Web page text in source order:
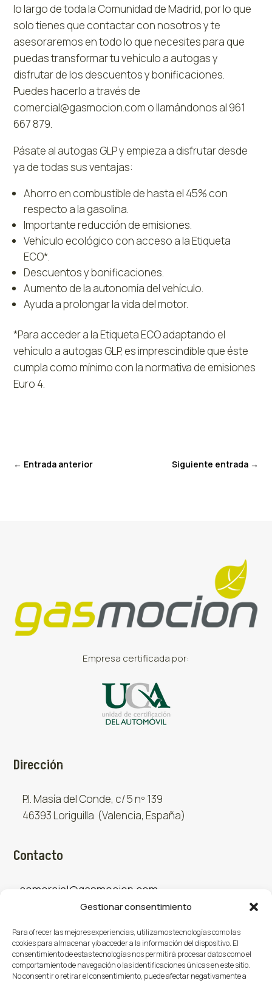
Gestionar consentimiento
Para ofrecer las mejores experiencias, utilizamos tecnologías como las
cookies para almacenar y/o acceder a la información del dispositivo. El
consentimiento de estas tecnologías nos permitirá procesar datos como el
comportamiento de navegación o las identificaciones únicas en este sitio.
No consentir o retirar el consentimiento, puede afectar negativamente a
lo largo de toda la Comunidad de Madrid, por lo que
solo tienes que contactar con nosotros y te
asesoraremos en todo lo que necesites para que
puedas transformar tu vehículo a autogas y
disfrutar de los descuentos y bonificaciones.
Puedes hacerlo a través de
comercial@gasmocion.com o llamándonos al 961
667 879.
Pásate al autogas GLP y empieza a disfrutar desde
ya de todas sus ventajas:
Ahorro en combustible de hasta el 45% con
respecto a la gasolina.
Importante reducción de emisiones.
Vehículo ecológico con acceso a la Etiqueta
ECO*.
Descuentos y bonificaciones.
Aumento de la autonomía del vehículo.
Ayuda a prolongar la vida del motor.
*Para acceder a la Etiqueta ECO adaptando el
vehículo a autogas GLP, es imprescindible que éste
cumpla como mínimo con la normativa de emisiones
Euro 4.
← Entrada anterior Siguiente entrada→
Empresa certificada por:
Dirección
P.I. Masía del Conde, c/ 5 nº 139
46393 Loriguilla (Valencia, España)
Contacto
comercial@gasmocion.com
Sociales